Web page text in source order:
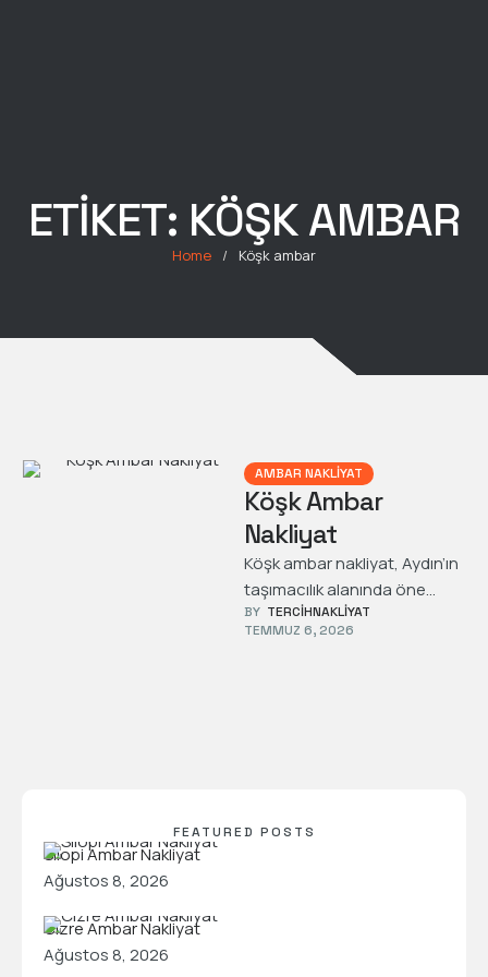
ETIKET: KÖŞK AMBAR
Home / Köşk ambar
AMBAR NAKLIYAT
Köşk Ambar
Nakliyat
Köşk ambar nakliyat, Aydın’ın
taşımacılık alanında öne
çıkan bölgelerinden biridir.
Ayrıca bölgede hızlı, güvenilir
BY TERCIHNAKLIYAT
TEMMUZ 6, 2026
FEATURED POSTS
Silopi Ambar Nakliyat
Ağustos 8, 2026
Cizre Ambar Nakliyat
Ağustos 8, 2026